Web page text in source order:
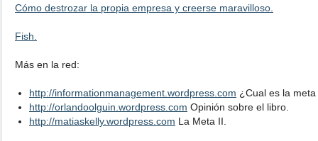
Cómo destrozar la propia empresa y creerse maravilloso.
Fish.
Más en la red:
http://informationmanagement.wordpress.com ¿Cual es la
http://orlandoolguin.wordpress.com Opinión sobre el libro.
http://matiaskelly.wordpress.com La Meta II.